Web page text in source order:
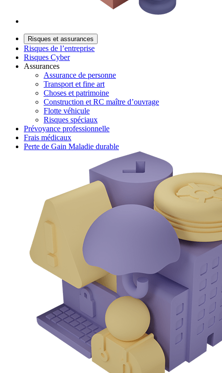
Risques et assurances
Risques de l’entreprise
Risques Cyber
Assurances
Assurance de personne
Transport et fine art
Choses et patrimoine
Construction et RC maître d’ouvrage
Flotte véhicule
Risques spéciaux
Prévoyance professionnelle
Frais médicaux
Perte de Gain Maladie durable